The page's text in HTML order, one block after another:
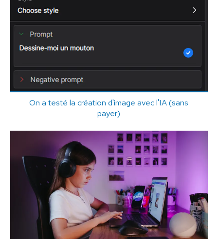
On a testé la création d'image avec l'IA (sans
payer)